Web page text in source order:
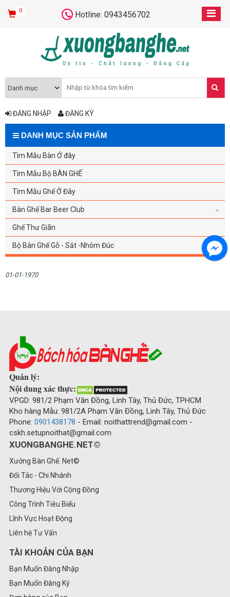
0 Hotline: 0943456702
ĐĂNG NHẬP ĐĂNG KÝ
DANH MỤC SẢN PHẨM
Tìm Mẫu Bàn Ở đây
Tìm Mẫu Bộ BÀN GHẾ
Tìm Mẫu Ghế Ở Đây
Bàn Ghế Bar Beer Club
Ghế Thư Giãn
Bộ Bàn Ghế Gỗ - Sắt -Nhôm Đúc
01-01-1970
Quản lý:
Nội dung xác thực:
VPGD: 981/2 Phạm Văn Đồng, Linh Tây, Thủ Đức, TPHCM
Kho hàng Mẫu: 981/2A Phạm Văn Đồng, Linh Tây, Thủ Đức
Phone: 0901438178 - Email: noithattrend@gmail.com -
cskh.setupnoithat@gmail.com
XUONGBANGHE.NET©
Xưởng Bàn Ghế. Net©
Đối Tác - Chi Nhánh
Thương Hiệu Với Cộng Đồng
Công Trình Tiêu Biểu
Lĩnh Vực Hoạt Động
Liên hệ Tư Vấn
TÀI KHOẢN CỦA BẠN
Bạn Muốn Đăng Nhập
Bạn Muốn Đăng Ký